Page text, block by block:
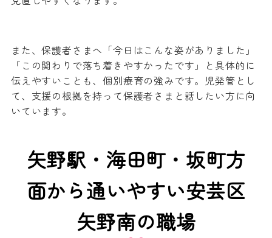
また、保護者さまへ「今日はこんな姿がありました」
「この関わりで落ち着きやすかったです」と具体的に
伝えやすいことも、個別療育の強みです。児発管とし
て、支援の根拠を持って保護者さまと話したい方に向
いています。
矢野駅・海田町・坂町方
面から通いやすい安芸区
矢野南の職場